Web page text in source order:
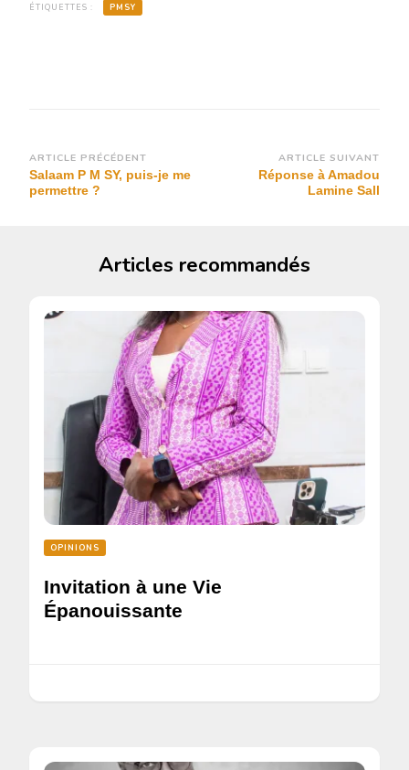
ÉTIQUETTES : PMSY
Navigation
d’article
ARTICLE PRÉCÉDENT
Salaam P M SY, puis-je me
permettre ?
ARTICLE SUIVANT
Réponse à Amadou
Lamine Sall
Articles recommandés
OPINIONS
Invitation à une Vie
Épanouissante